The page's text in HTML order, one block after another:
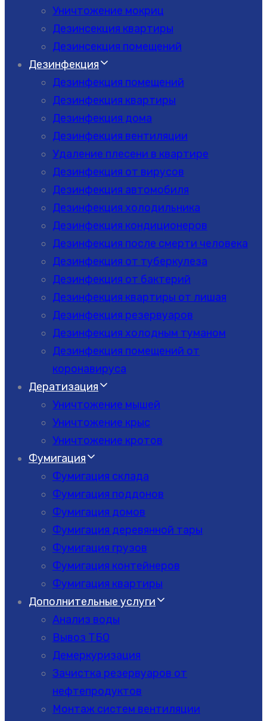
Уничтожение мокриц
Дезинсекция квартиры
Дезинсекция помещений
Дезинфекция
Дезинфекция помещений
Дезинфекция квартиры
Дезинфекция дома
Дезинфекция вентиляции
Удаление плесени в квартире
Дезинфекция от вирусов
Дезинфекция автомобиля
Дезинфекция холодильника
Дезинфекция кондиционеров
Дезинфекция после смерти человека
Дезинфекция от туберкулеза
Дезинфекция от бактерий
Дезинфекция квартиры от лишая
Дезинфекция резервуаров
Дезинфекция холодным туманом
Дезинфекция помещений от
коронавируса
Дератизация
Уничтожение мышей
Уничтожение крыс
Уничтожение кротов
Фумигация
Фумигация склада
Фумигация поддонов
Фумигация домов
Фумигация деревянной тары
Фумигация грузов
Фумигация контейнеров
Фумигация квартиры
Дополнительные услуги
Анализ воды
Вывоз ТБО
Демеркуризация
Зачистка резервуаров от
нефтепродуктов
Монтаж систем вентиляции